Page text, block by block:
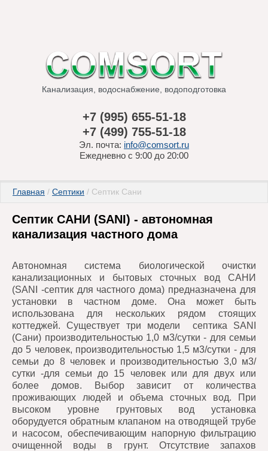
Канализация, водоснабжение, водоподготовка
+7 (995) 655-51-18
+7 (499) 755-51-18
Эл. почта: info@comsort.ru
Ежедневно с 9:00 до 20:00
Главная / Септики / Септик Сани
Септик САНИ (SANI) - автономная
канализация частного дома
Автономная система биологической очистки
канализационных и бытовых сточных вод САНИ
(SANI -септик для частного дома) предназначена для
установки в частном доме. Она может быть
использована для нескольких рядом стоящих
коттеджей. Существует три модели септика SANI
(Сани) производительностью 1,0 м3/сутки - для семьи
до 5 человек, производительностью 1,5 м3/сутки - для
семьи до 8 человек и производительностью 3,0 м3/
сутки -для семьи до 15 человек или для двух или
более домов. Выбор зависит от количества
проживающих людей и объема сточных вод. При
высоком уровне грунтовых вод установка
оборудуется обратным клапаном на отводящей трубе
и насосом, обеспечивающим напорную фильтрацию
очищенной воды в грунт. Отсутствие запахов